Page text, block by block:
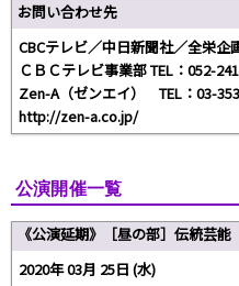
お問い合わせ先
CBCテレビ／中日新聞社／全栄企
ＣＢＣテレビ事業部 TEL：052-
Zen-A（ゼンエイ） TEL：03-
http://zen-a.co.jp/
公演開催一覧
《公演延期》［昼の部］伝統芸
2020年 03月 25日 (水)